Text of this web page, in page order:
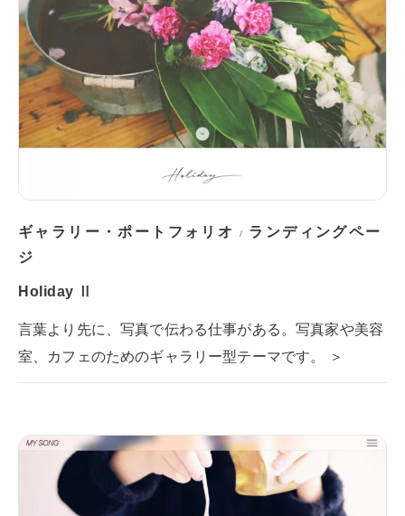
ギャラリー・ポートフォリオ / ランディングペー
ジ
Holiday Ⅱ
言葉より先に、写真で伝わる仕事がある。写真家や美容
室、カフェのためのギャラリー型テーマです。 ＞